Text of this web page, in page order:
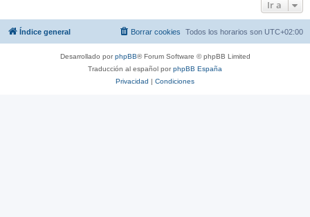
Ir a
Índice general Todos los horarios son UTC+02:00
Borrar cookies
Desarrollado porphpBB® Forum Software © phpBB Limited
Traducción al español porphpBB España
Privacidad | Condiciones